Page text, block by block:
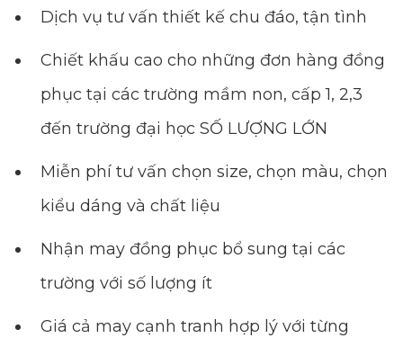
Dịch vụ tư vấn thiết kế chu đáo, tận tình
Chiết khấu cao cho những đơn hàng đồng
phục tại các trường mầm non, cấp 1, 2,3
đến trường đại học SỐ LƯỢNG LỚN
Miễn phí tư vấn chọn size, chọn màu, chọn
kiểu dáng và chất liệu
Nhận may đồng phục bổ sung tại các
trường với số lượng ít
Giá cả may cạnh tranh hợp lý với từng